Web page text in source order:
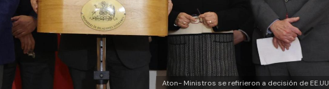
Aton- Ministros se refirieron a decisión de EE.UU